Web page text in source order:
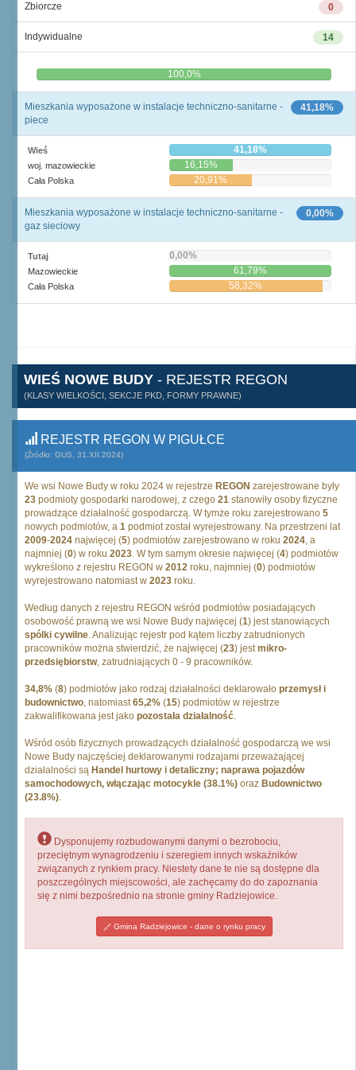
0
Zbiorcze
14
Indywidualne
0,0% 100,0%
41,18%
Mieszkania wyposażone w instalacje techniczno-sanitarne -
piece
Wieś 41,18%
woj. mazowieckie 16,15%
Cała Polska 20,91%
0,00%
Mieszkania wyposażone w instalacje techniczno-sanitarne -
gaz sieciowy
Tutaj 0,00%
Mazowieckie 61,79%
Cała Polska 58,32%
WIEŚ NOWE BUDY - REJESTR REGON
(KLASY WIELKOŚCI, SEKCJE PKD, FORMY PRAWNE)
REJESTR REGON W PIGUŁCE
(Źródło: GUS, 31.XII.2024)
We wsi Nowe Budy w roku 2024 w rejestrze REGON zarejestrowane były
23 podmioty gospodarki narodowej, z czego 21 stanowiły osoby fizyczne
prowadzące działalność gospodarczą. W tymże roku zarejestrowano 5
nowych podmiotów, a 1 podmiot został wyrejestrowany. Na przestrzeni lat
2009-2024 najwięcej (5) podmiotów zarejestrowano w roku 2024, a
najmniej (0) w roku 2023. W tym samym okresie najwięcej (4) podmiotów
wykreślono z rejestru REGON w 2012 roku, najmniej (0) podmiotów
wyrejestrowano natomiast w 2023 roku.
Według danych z rejestru REGON wśród podmiotów posiadających
osobowość prawną we wsi Nowe Budy najwięcej (1) jest stanowiących
spólki cywilne. Analizując rejestr pod kątem liczby zatrudnionych
pracowników można stwierdzić, że najwięcej (23) jestmikro-
przedsiębiorstw, zatrudniających 0 - 9 pracowników.
34,8% (8) podmiotów jako rodzaj działalności deklarowało przemysł i
budownictwo, natomiast65,2% (15) podmiotów w rejestrze
zakwalifikowana jest jako pozostała działalność.
Wśród osób fizycznych prowadzących działalność gospodarczą we wsi
Nowe Budy najczęściej deklarowanymi rodzajami przeważającej
działalności są Handel hurtowy i detaliczny; naprawa pojazdów
samochodowych, włączając motocykle (38.1%) oraz Budownictwo
(23.8%).
Dysponujemy rozbudowanymi danymi o bezrobociu,
przeciętnym wynagrodzeniu i szeregiem innych wskaźników
związanych z rynkiem pracy. Niestety dane te nie są dostępne dla
poszczególnych miejscowości, ale zachęcamy do do zapoznania
się z nimi bezpośrednio na stronie gminy Radziejowice.
Gmina Radziejowice - dane o rynku pracy